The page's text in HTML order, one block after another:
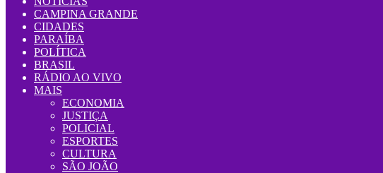
CAMPINA GRANDE
CIDADES
PARAÍBA
POLÍTICA
BRASIL
RÁDIO AO VIVO
MAIS
ECONOMIA
JUSTIÇA
POLICIAL
ESPORTES
CULTURA
SÃO JOÃO